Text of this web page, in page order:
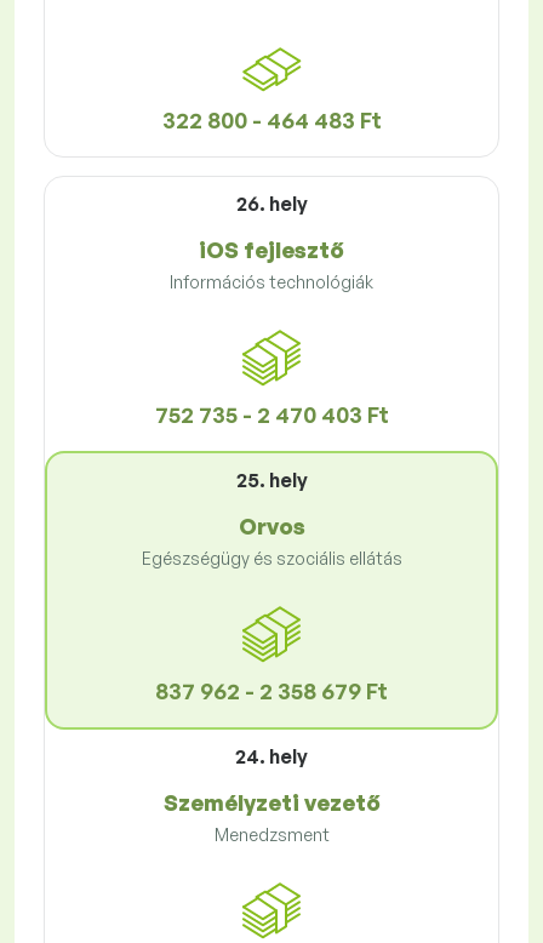
322 800 - 464 483 Ft
26. hely
iOS fejlesztő
Információs technológiák
752 735 - 2 470 403 Ft
25. hely
Orvos
Egészségügy és szociális ellátás
837 962 - 2 358 679 Ft
24. hely
Személyzeti vezető
Menedzsment